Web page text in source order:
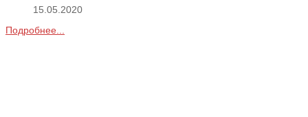
15.05.2020
Подробнее...